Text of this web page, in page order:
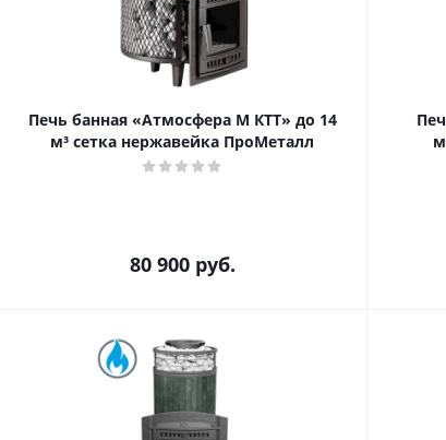
Печь банная «Атмосфера М КТТ» до 14
м³ сетка нержавейка ПроМеталл
80 900руб.